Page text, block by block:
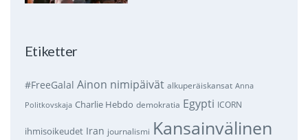
Etiketter
#FreeGalal Ainon nimipäivät alkuperäiskansat Anna
Politkovskaja Charlie Hebdo demokratia Egypti ICORN
ihmisoikeudet Iran journalismi Kansainvälinen